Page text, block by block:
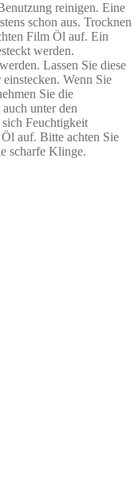
reinigen. Eine
schon aus. Trocknen
Film Öl auf. Ein
werden.
Lassen Sie diese
Wenn Sie
Sie die
unter den
Feuchtigkeit
auf. Bitte achten Sie
scharfe Klinge.